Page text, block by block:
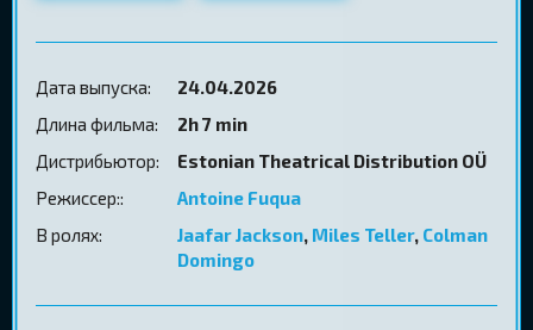
Дата выпуска:
24.04.2026
Длина фильма:
2h 7 min
Дистрибьютор:
Estonian Theatrical Distribution OÜ
Режиссер::
Antoine Fuqua
В ролях:
Jaafar Jackson, Miles Teller, Colman
Domingo